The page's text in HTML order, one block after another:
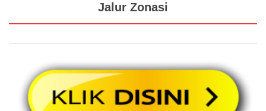
Jalur Zonasi